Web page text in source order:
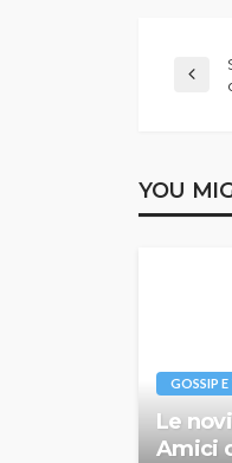
YOU
GOSSIP
Le
Amici